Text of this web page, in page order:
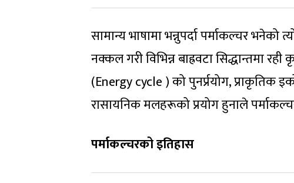
सामान्य भाषामा भन्नुपर्दा पर्माकल्चर
नक्कल गरी विभिन्न बाह्रवटा सिद्धान्तमा
(Energy cycle ) को पुनर्प्रयोग, प्राकृतिक
रासायनिक मलहरूको प्रयोग हुनाले
पर्माकल्चरको इतिहास